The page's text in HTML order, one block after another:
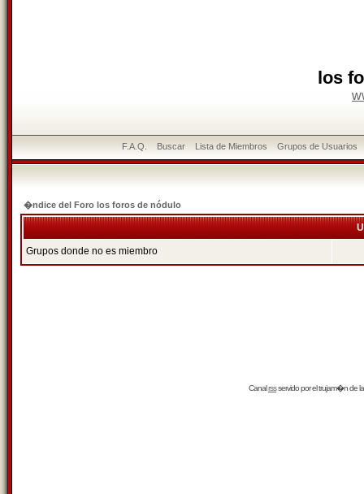
los
F.A.Q. Buscar Lista de Miembros Grupos de Usuarios
�ndice del Foro los foros de nódulo
Grupos donde no es miembro
Canalrssservido por eltrujam�nde